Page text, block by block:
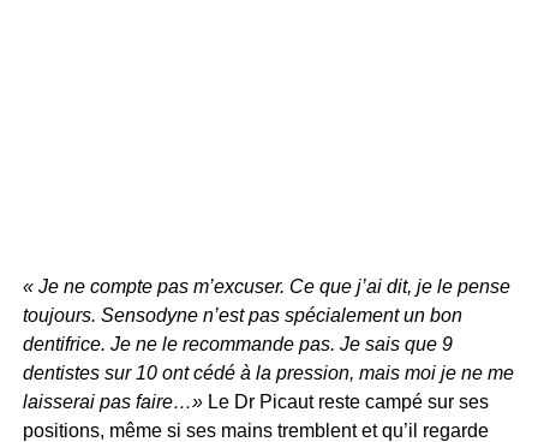
« Je ne compte pas m’excuser. Ce que j’ai dit, je le pense
toujours. Sensodyne n’est pas spécialement un bon
dentifrice. Je ne le recommande pas. Je sais que 9
dentistes sur 10 ont cédé à la pression, mais moi je ne me
laisserai pas faire…» Le Dr Picaut reste campé sur ses
positions, même si ses mains tremblent et qu’il regarde